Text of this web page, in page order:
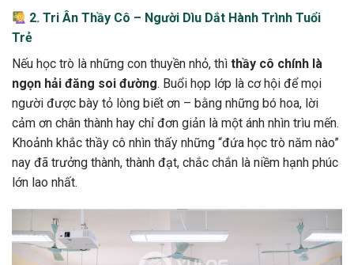
2. Tri Ân Thầy Cô – Người Dìu Dắt Hành Trình Tuổi
Trẻ
Nếu học trò là những con thuyền nhỏ, thì thầy cô chính là
ngọn hải đăng soi đường. Buổi họp lớp là cơ hội để mọi
người được bày tỏ lòng biết ơn – bằng những bó hoa, lời
cảm ơn chân thành hay chỉ đơn giản là một ánh nhìn trìu mến.
Khoảnh khắc thầy cô nhìn thấy những “đứa học trò năm nào”
nay đã trưởng thành, thành đạt, chắc chắn là niềm hạnh phúc
lớn lao nhất.